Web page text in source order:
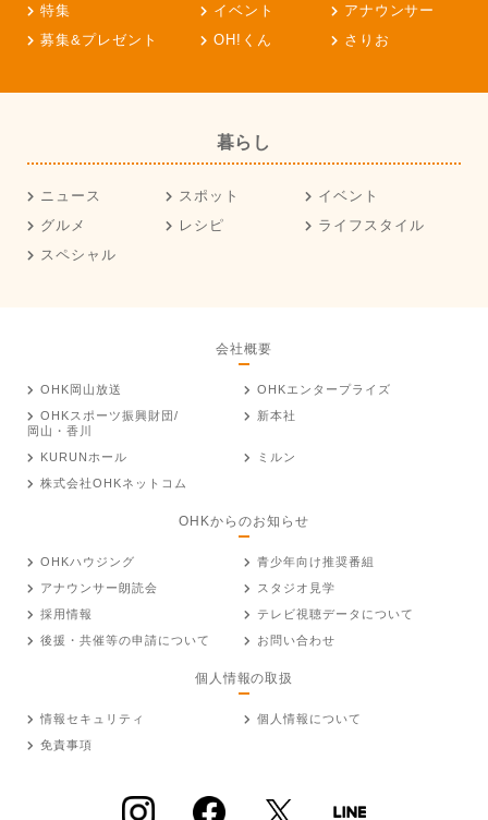
特集
イベント
アナウンサー
募集&プレゼント
OH!くん さりお
暮らし
ニュース スポット
イベント
グルメ
レシピ
ライフスタイル
スペシャル
会社概要
OHK岡山放送
OHKエンタープライズ
OHKスポーツ振興財団/
岡山・香川
新本社
KURUNホール
ミルン
株式会社OHKネットコム
OHKからのお知らせ
OHKハウジング
青少年向け推奨番組
アナウンサー朗読会
スタジオ見学
採用情報
テレビ視聴データについて
後援・共催等の申請について
お問い合わせ
個人情報の取扱
情報セキュリティ
個人情報について
免責事項